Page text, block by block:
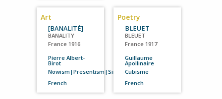
Art
[BANALITÉ]
BANALITY
France1916
Pierre Albert-
Birot
Nowism|Presentism|Simultaneism
French
Poetry
BLEUET
BLEUET
France 1917
Guillaume
Apollinaire
Cubisme
French